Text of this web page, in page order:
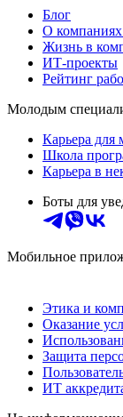
Блог
О
Жизнь в
ИТ-проекты
Рейтинг
Молодым
Карьера для
Школа
Карьера в
Боты для
Мобильное
Этика и
Оказание
Защита
ИТ